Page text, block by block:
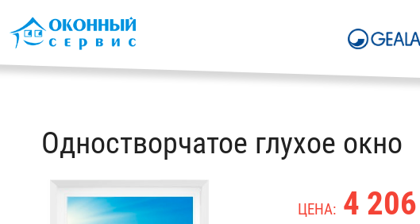
Одностворчатое глухое окно
ЦЕНА:4 206